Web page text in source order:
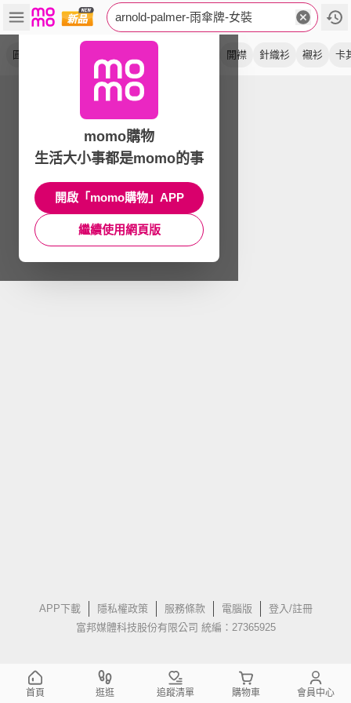
arnold-palmer-雨傘牌-女裝
圓領 開襟 針織衫 襯衫 卡
APP下載 隱私權政策 服務條款 電腦版
登入/註冊
富邦媒體科技股份有限公司 統編：27365925
momo購物
生活大小事都是momo的事
開啟「momo購物」APP
繼續使用網頁版
首頁 逛逛 追蹤清單 購物車 會員中心